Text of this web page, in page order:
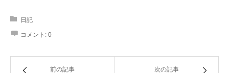
日記
コメント: 0
前の記事 次の記事